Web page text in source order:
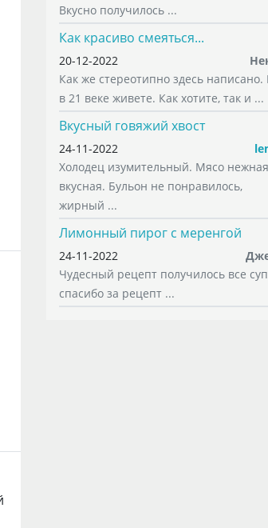
Вкусно получилось ...
Как красиво смеяться...
20-12-2022
Как же стереотипно здесь написано.
в 21 веке живете. Как хотите, так и ...
Вкусный говяжий хвост
24-11-2022
Холодец изумительный. Мясо
вкусная. Бульон не понравилось,
жирный ...
Лимонный пирог с меренгой
24-11-2022
Чудесный рецепт получилось все
спасибо за рецепт ...